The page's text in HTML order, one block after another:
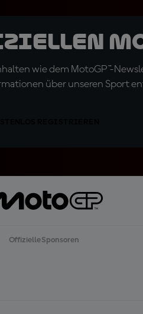
wie dem MotoGP™-
über unseren Sport
Offizielle Sponsoren